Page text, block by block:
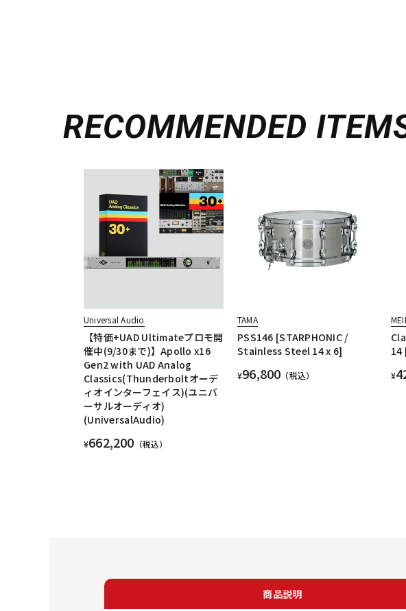
RECOMMENDED
Universal Audio
【特価+UAD Ultimateプロモ開
催中(9/30まで)】Apollo x16
Gen2 with UAD Analog
Classics(Thunderboltオーデ
ィオインターフェイス)(ユニバ
ーサルオーディオ)
(UniversalAudio)
¥662,200 （税込）
TAMA
PSS146 [STARPHONIC /
Stainless Steel 14 x 6]
¥96,800 （税込）
14
¥
商品説明